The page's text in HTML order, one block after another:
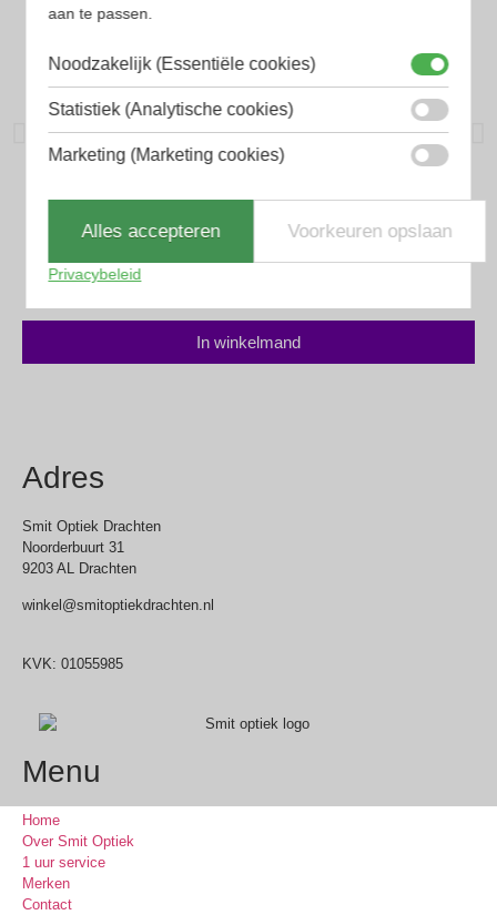
Scotch & Soda SS6008 426
In winkelmand
Adres
Smit Optiek Drachten
Noorderbuurt 31
9203 AL Drachten
winkel@smitoptiekdrachten.nl
KVK: 01055985
Menu
Home
Over Smit Optiek
1 uur service
Merken
Contact
aan te passen.
Noodzakelijk (Essentiële cookies)
Statistiek (Analytische cookies)
Marketing (Marketing cookies)
Alles accepteren Voorkeuren opslaan
Privacybeleid